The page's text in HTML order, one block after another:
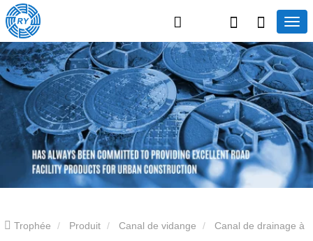
Trophée Produit Canal de vidange Canal de drainage à